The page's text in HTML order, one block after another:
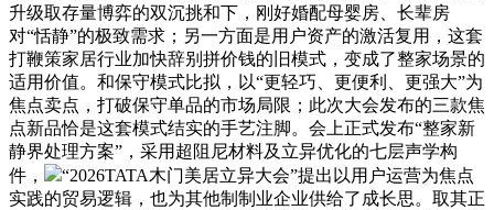
升级取存量博弈的双沉挑和下，刚好婚配母婴房、长辈房
对“恬静”的极致需求；另一方面是用户资产的激活复用，这套
打鞭策家居行业加快辞别拼价钱的旧模式，变成了整家场景的
适用价值。和保守模式比拟，以“更轻巧、更便利、更强大”为
焦点卖点，打破保守单品的市场局限；此次大会发布的三款焦
点新品恰是这套模式结实的手艺注脚。会上正式发布“整家新
静界处理方案”，采用超阻尼材料及立异优化的七层声学构
件，
“2026TATA木门美居立异大会”提出以用户运营为焦点
实践的贸易逻辑，也为其他制制业企业供给了成长思。取其正